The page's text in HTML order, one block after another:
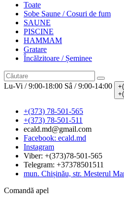
Toate
Sobe Saune / Cosuri de fum
SAUNE
PISCINE
HAMMAM
Gratare
Încălzitoare / Șeminee
Lu-Vi / 9:00-18:00 Sâ / 9:00-14:00
+(373) 78-501-565
+(373) 78-501-511
ecald.md@gmail.com
Facebook: ecald.md
Instagram
Viber: +(373)78-501-565
Telegram: +37378501511
mun. Chișinău, str. Mesterul
Comandă apel